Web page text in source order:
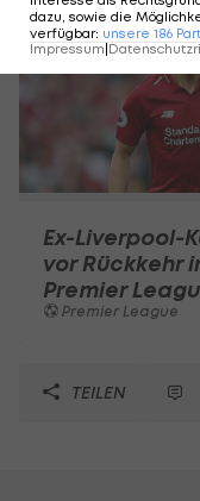
Ex-Liverpool-
vor Rückkehr
Premier
Premier League
TEILEN
dazu, sowie die
verfügbar: unsere 186
Impressum|